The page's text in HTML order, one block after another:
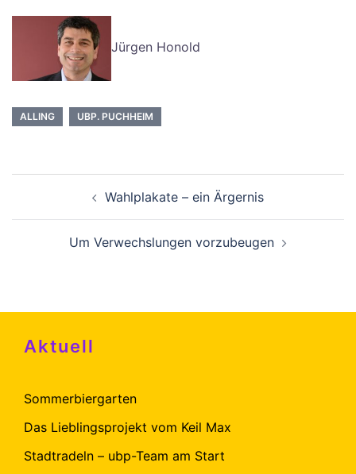
Jürgen Honold
ALLING UBP. PUCHHEIM
Wahlplakate – ein Ärgernis
Um Verwechslungen vorzubeugen
Aktuell
Sommerbiergarten
Das Lieblingsprojekt vom Keil Max
Stadtradeln – ubp-Team am Start